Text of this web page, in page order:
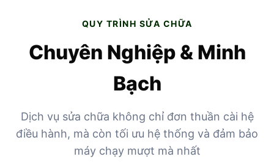
QUY TRÌNH SỬA CHỮA
Chuyên Nghiệp & Minh
Bạch
Dịch vụ sửa chữa không chỉ đơn thuần cài hệ
điều hành, mà còn tối ưu hệ thống và đảm bảo
máy chạy mượt mà nhất